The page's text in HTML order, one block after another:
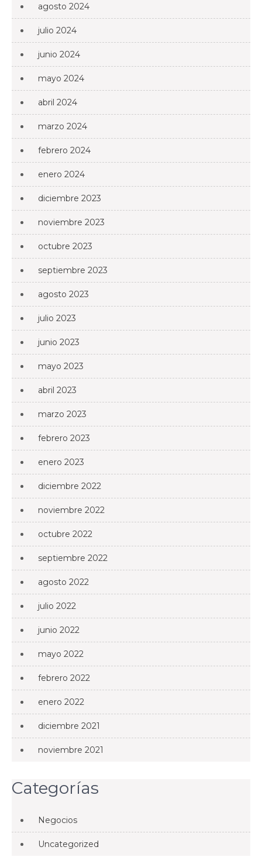
agosto 2024
julio 2024
junio 2024
mayo 2024
abril 2024
marzo 2024
febrero 2024
enero 2024
diciembre 2023
noviembre 2023
octubre 2023
septiembre 2023
agosto 2023
julio 2023
junio 2023
mayo 2023
abril 2023
marzo 2023
febrero 2023
enero 2023
diciembre 2022
noviembre 2022
octubre 2022
septiembre 2022
agosto 2022
julio 2022
junio 2022
mayo 2022
febrero 2022
enero 2022
diciembre 2021
noviembre 2021
Categorías
Negocios
Uncategorized